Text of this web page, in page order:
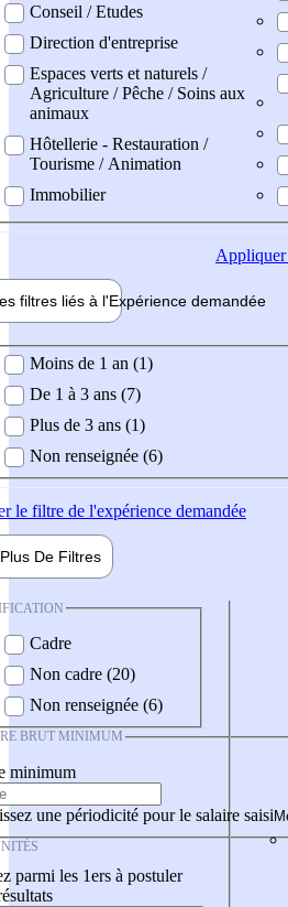
Conseil / Etudes
Direction d'entreprise
Espaces verts et naturels /
Agriculture / Pêche / Soins aux
animaux
Hôtellerie - Restauration /
Tourisme / Animation
Immobilier
Appliquer
filtres liés à l'Expérience demandée
demandée
Moins de 1 an (1)
De 1 à 3 ans (7)
Plus de 3 ans (1)
Non renseignée (6)
le filtre de l'expérience demandée
Plus De Filtres
Cadre
Non cadre (20)
Non renseignée (6)
BRUT MINIMUM
minimum
une périodicité pour le salaire saisi
parmi les 1ers à postuler